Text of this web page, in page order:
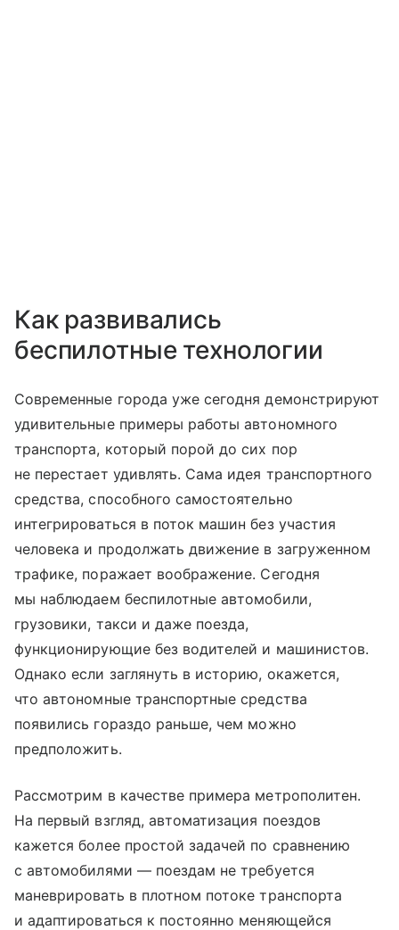
Как развивались
беспилотные технологии
Современные города уже сегодня демонстрируют
удивительные примеры работы автономного
транспорта, который порой до сих пор
не перестает удивлять. Сама идея транспортного
средства, способного самостоятельно
интегрироваться в поток машин без участия
человека и продолжать движение в загруженном
трафике, поражает воображение. Сегодня
мы наблюдаем беспилотные автомобили,
грузовики, такси и даже поезда,
функционирующие без водителей и машинистов.
Однако если заглянуть в историю, окажется,
что автономные транспортные средства
появились гораздо раньше, чем можно
предположить.
Рассмотрим в качестве примера метрополитен.
На первый взгляд, автоматизация поездов
кажется более простой задачей по сравнению
с автомобилями — поездам не требуется
маневрировать в плотном потоке транспорта
и адаптироваться к постоянно меняющейся